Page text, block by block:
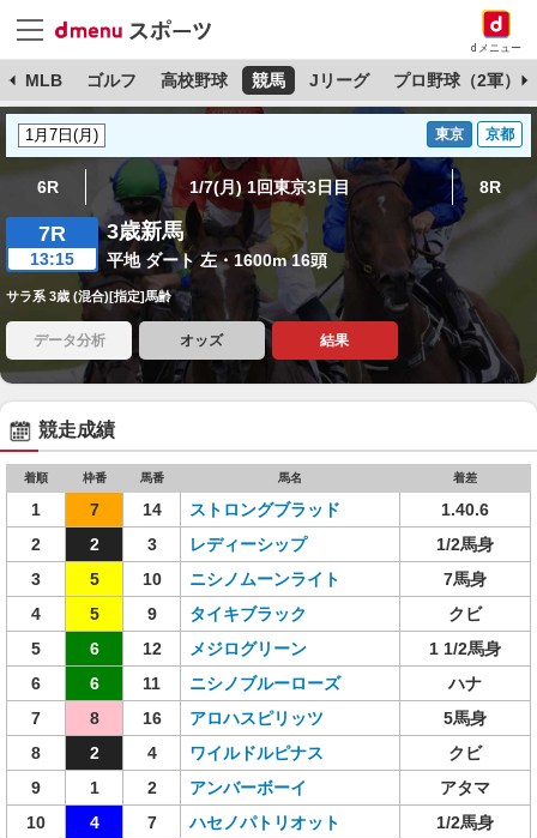
dメニュー
MLB ゴルフ 高校野球 競馬 Jリーグ プロ野球（2軍）
東京 京都
6R 1/7(月) 1回東京3日目 8R
7R
13:15
3歳新馬
平地 ダート 左・1600m 16頭
サラ系 3歳 (混合)[指定]馬齢
データ分析 オッズ 結果
競走成績
着順 枠番 馬番 馬名 着差
1 7 14 ストロングブラッド
1.40.6
2
2 3 レディーシップ
1/2馬身
3
5 10 ニシノムーンライト
7馬身
4
5 9 タイキブラック
クビ
5
6 12 メジログリーン
1 1/2馬身
6
6 11 ニシノブルーローズ
ハナ
7
8 16 アロハスピリッツ
5馬身
8
2 4 ワイルドルピナス
クビ
9
1 2 アンバーボーイ
アタマ
10
4 7 ハセノパトリオット
1/2馬身